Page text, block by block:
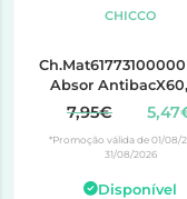
CHICCO
7,95€
*Promoção válida de 01/08/
31/08/2026
Disponível